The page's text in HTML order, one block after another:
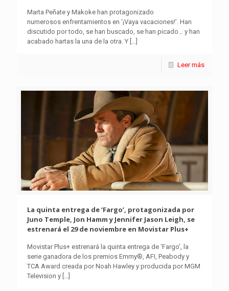
Marta Peñate y Makoke han protagonizado
numerosos enfrentamientos en ‘¡Vaya vacaciones!’. Han
discutido por todo, se han buscado, se han picado… y han
acabado hartas la una de la otra. Y […]
Leer más
La quinta entrega de ‘Fargo’, protagonizada por
Juno Temple, Jon Hamm y Jennifer Jason Leigh, se
estrenará el 29 de noviembre en Movistar Plus+
Movistar Plus+ estrenará la quinta entrega de ‘Fargo’, la
serie ganadora de los premios Emmy®, AFI, Peabody y
TCA Award creada por Noah Hawley y producida por MGM
Television y